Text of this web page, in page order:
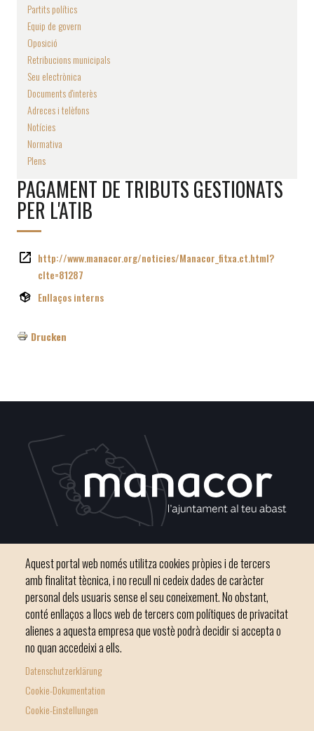
Partits polítics
Equip de govern
Oposició
Retribucions municipals
Seu electrònica
Documents d'interès
Adreces i telèfons
Notícies
Normativa
Plens
PAGAMENT DE TRIBUTS GESTIONATS
PER L'ATIB
http://www.manacor.org/noticies/Manacor_fitxa.ct.html?
cIte=81287
Enllaços interns
Drucken
Footer
menu
Inici Ajuntament El nostre municipi
Phone 971 84 91 00 - CIF: P0703300D
Aquest portal web només utilitza cookies pròpies i de tercers
amb finalitat tècnica, i no recull ni cedeix dades de caràcter
personal dels usuaris sense el seu coneixement. No obstant,
conté enllaços a llocs web de tercers com polítiques de privacitat
alienes a aquesta empresa que vostè podrà decidir si accepta o
no quan accedeixi a ells.
Datenschutzerklärung
Cookie-Dokumentation
Cookie-Einstellungen